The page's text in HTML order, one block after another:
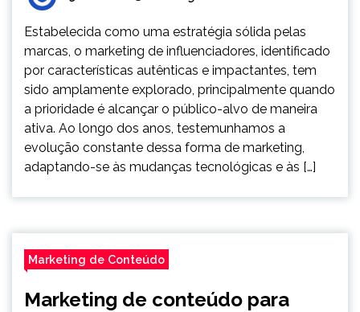
Estabelecida como uma estratégia sólida pelas
marcas, o marketing de influenciadores, identificado
por características autênticas e impactantes, tem
sido amplamente explorado, principalmente quando
a prioridade é alcançar o público-alvo de maneira
ativa. Ao longo dos anos, testemunhamos a
evolução constante dessa forma de marketing,
adaptando-se às mudanças tecnológicas e às […]
Marketing de Conteúdo
Marketing de conteúdo para